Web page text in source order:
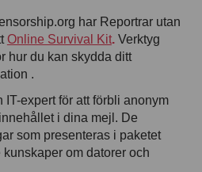
har Reportrar utan
Online Survival Kit. Verktyg
hur du kan skydda ditt
.
IT-expert för att förbli anonym
i dina mejl. De
som presenteras i paketet
om datorer och